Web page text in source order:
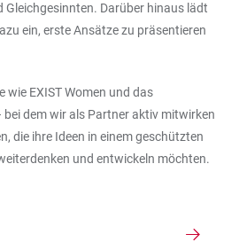
Gleichgesinnten. Darüber hinaus lädt
ein, erste Ansätze zu präsentieren
wie EXIST Women und das
dem wir als Partner aktiv mitwirken
die ihre Ideen in einem geschützten
und entwickeln möchten.